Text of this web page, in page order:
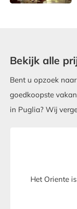
Bekijk alle
Bent u opzoek
goedkoopste
in Puglia? Wij
Het Oriente